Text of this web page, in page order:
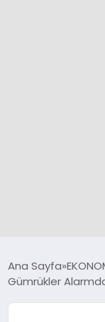
Ana Sayfa
Gümrükler